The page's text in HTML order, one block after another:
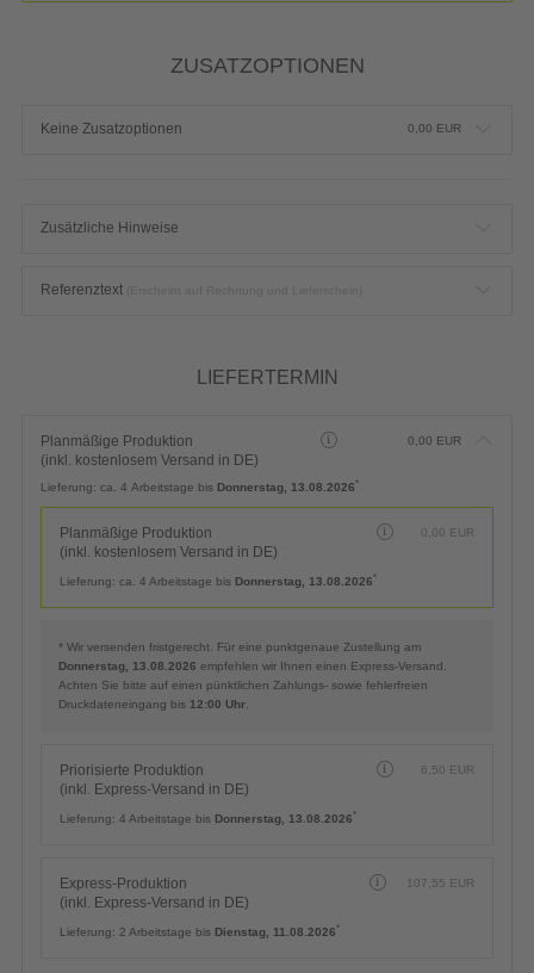
ZUSATZOPTIONEN
Keine Zusatzoptionen 0,00 EUR
Zusätzliche Hinweise
Referenztext
LIEFERTERMIN
Planmäßige Produktion
(inkl. kostenlosem Versand in DE)
0,00 EUR
Lieferung: ca. 4 Arbeitstage bis Donnerstag, 13.08.2026*
Planmäßige Produktion
(inkl. kostenlosem Versand in DE)
0,00 EUR
Lieferung: ca. 4 Arbeitstage bis Donnerstag, 13.08.2026*
* Wir versenden fristgerecht. Für eine punktgenaue Zustellung am
Donnerstag, 13.08.2026 empfehlen wir Ihnen einen Express-Versand.
Achten Sie bitte auf einen pünktlichen Zahlungs- sowie fehlerfreien
Druckdateneingang bis 12:00 Uhr
Priorisierte Produktion
(inkl. Express-Versand in DE)
6,50 EUR
Lieferung: 4 Arbeitstage bis Donnerstag, 13.08.2026*
Express-Produktion
(inkl. Express-Versand in DE)
107,55 EUR
Lieferung: 2 Arbeitstage bis Dienstag, 11.08.2026*